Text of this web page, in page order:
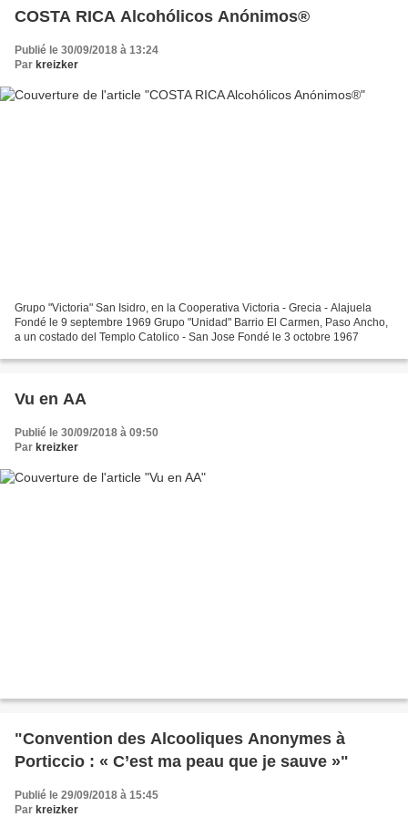
COSTA RICA Alcohólicos Anónimos®
Publié le 30/09/2018 à 13:24
Par kreizker
Grupo "Victoria" San Isidro, en la Cooperativa Victoria - Grecia - Alajuela
Fondé le 9 septembre 1969 Grupo "Unidad" Barrio El Carmen, Paso Ancho,
a un costado del Templo Catolico - San Jose Fondé le 3 octobre 1967
Vu en AA
Publié le 30/09/2018 à 09:50
Par kreizker
"Convention des Alcooliques Anonymes à
Porticcio : « C’est ma peau que je sauve »"
Publié le 29/09/2018 à 15:45
Par kreizker